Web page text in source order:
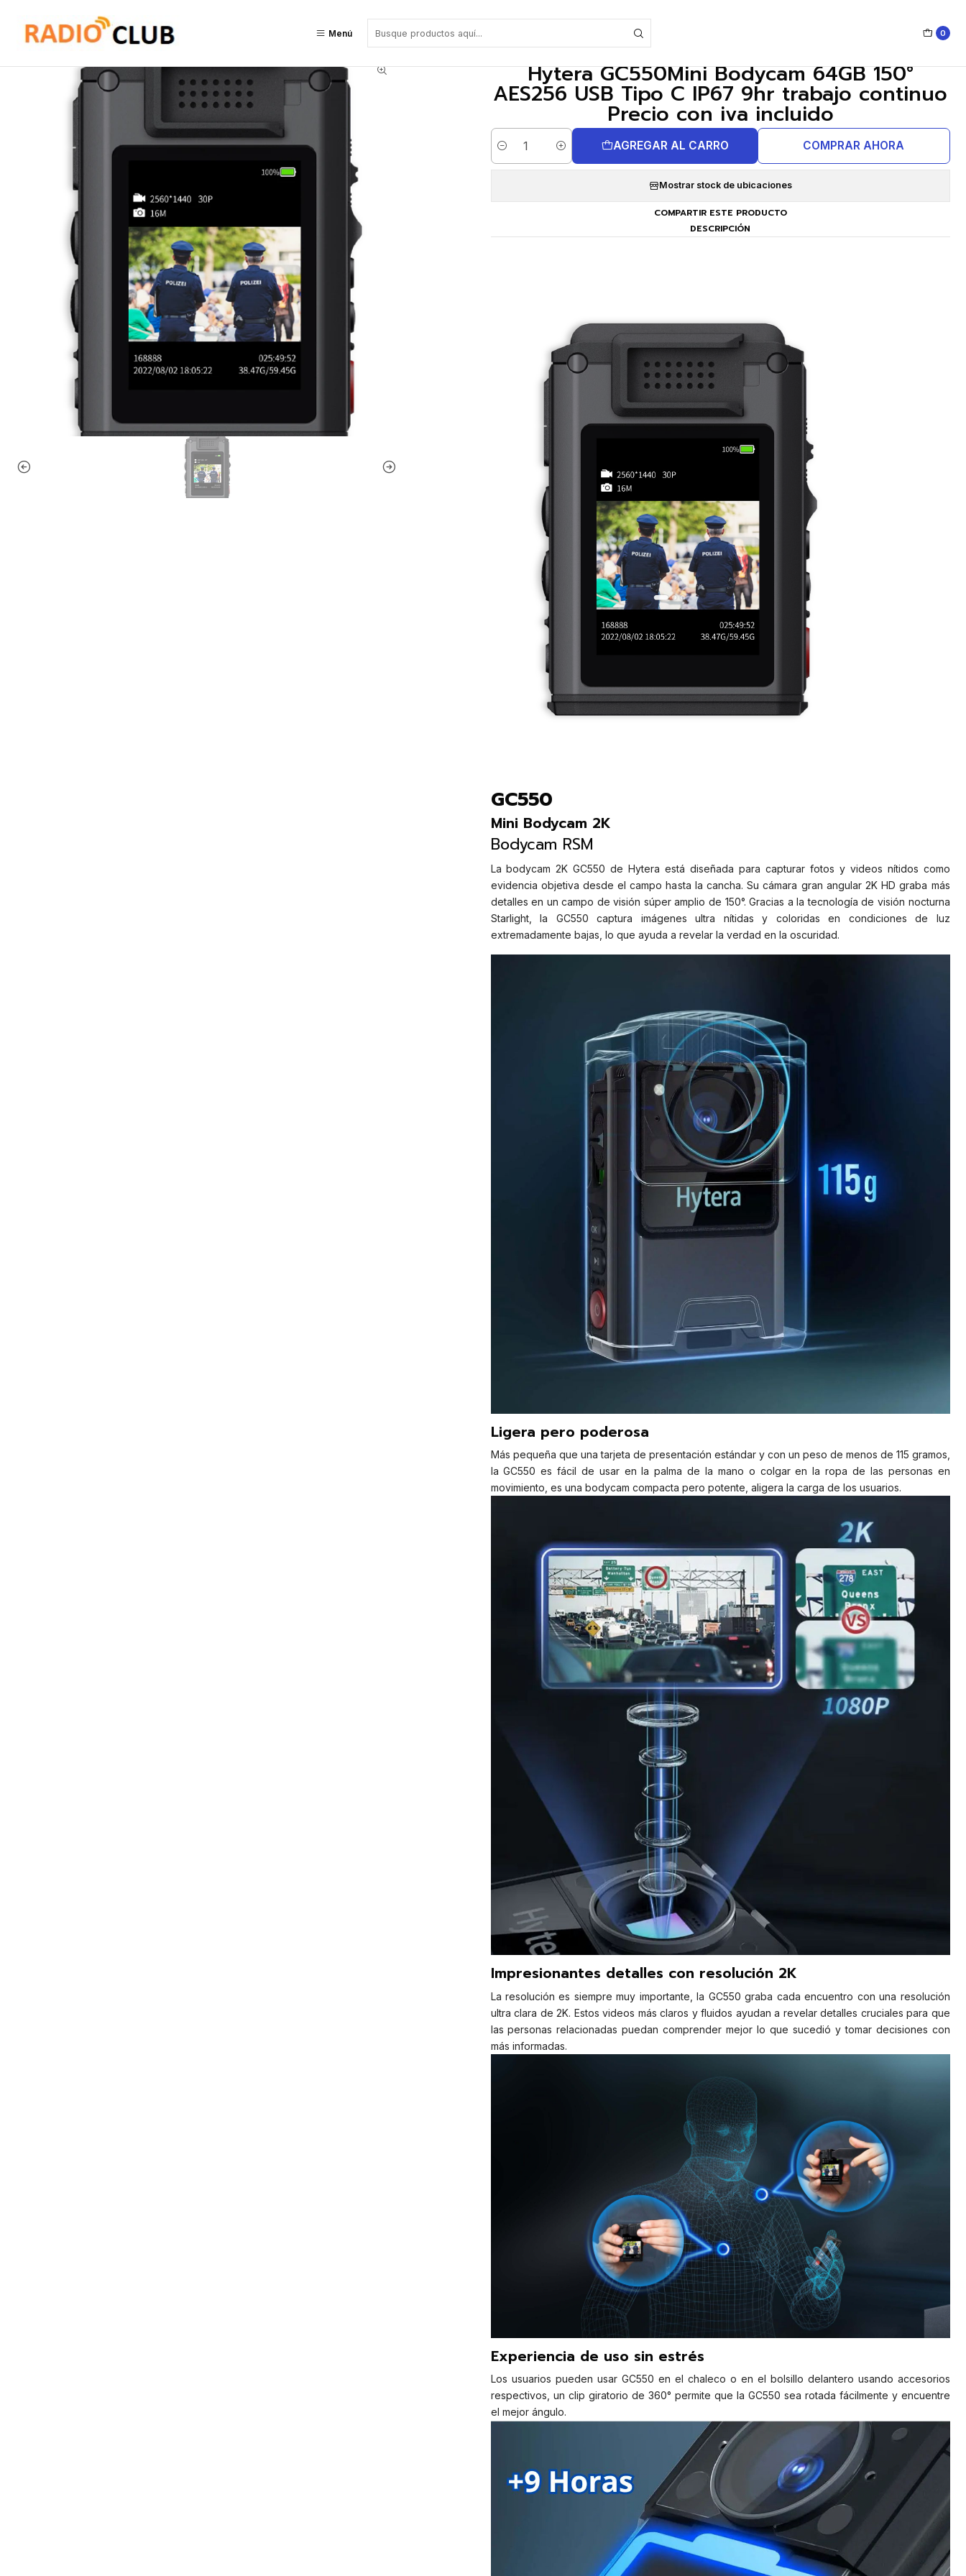
Menú 0
Bodycam CUMPLEN Ley 21659 Seguridad Privada del 21 Marzo de 2024
Hytera GC550Mini Bodycam 64GB 150°
AES256 USB Tipo C IP67 9hr trabajo continuo
Precio con iva incluido
Cantidad
AGREGAR AL CARRO COMPRAR AHORA
Mostrar stock de ubicaciones
COMPARTIR ESTE PRODUCTO
DESCRIPCIÓN
GC550
Mini Bodycam 2K
Bodycam RSM
La bodycam 2K GC550 de Hytera está diseñada para capturar fotos y videos nítidos como
evidencia objetiva desde el campo hasta la cancha. Su cámara gran angular 2K HD graba más
detalles en un campo de visión súper amplio de 150°. Gracias a la tecnología de visión nocturna
Starlight, la GC550 captura imágenes ultra nítidas y coloridas en condiciones de luz
extremadamente bajas, lo que ayuda a revelar la verdad en la oscuridad.
Ligera pero poderosa
Más pequeña que una tarjeta de presentación estándar y con un peso de menos de 115 gramos,
la GC550 es fácil de usar en la palma de la mano o colgar en la ropa de las personas en
movimiento, es una bodycam compacta pero potente, aligera la carga de los usuarios.
Impresionantes detalles con resolución 2K
La resolución es siempre muy importante, la GC550 graba cada encuentro con una resolución
ultra clara de 2K. Estos videos más claros y fluidos ayudan a revelar detalles cruciales para que
las personas relacionadas puedan comprender mejor lo que sucedió y tomar decisiones con
más informadas.
Experiencia de uso sin estrés
Los usuarios pueden usar GC550 en el chaleco o en el bolsillo delantero usando accesorios
respectivos, un clip giratorio de 360° permite que la GC550 sea rotada fácilmente y encuentre
el mejor ángulo.